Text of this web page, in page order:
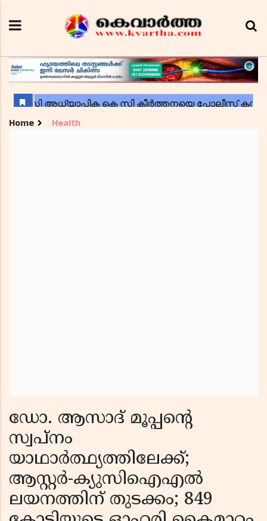
Home Health
ഡോ. ആസാദ് മൂപ്പൻ്റെ
സ്വപ്നം
യാഥാർത്ഥ്യത്തിലേക്ക്;
ആസ്റ്റർ-ക്യുസിഐഎൽ
ലയനത്തിന് തുടക്കം; 849